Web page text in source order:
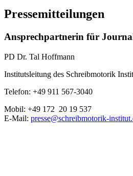
Pressemitteilungen
Ansprechpartnerin für
PD Dr. Tal Hoffmann
Institutsleitung des Schreibmotorik
Telefon: +49 911 567-3040
Mobil: +49 172 20 19 537
E-Mail: presse@schreibmotorik-